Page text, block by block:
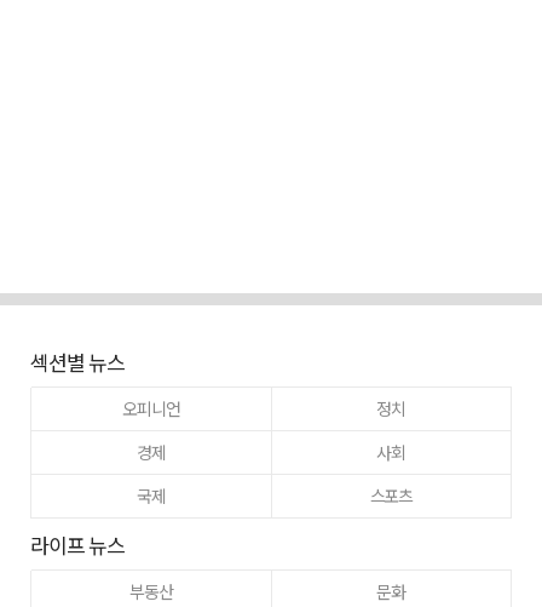
섹션별 뉴스
오피니언
정치
경제
사회
국제
스포츠
라이프 뉴스
부동산
문화